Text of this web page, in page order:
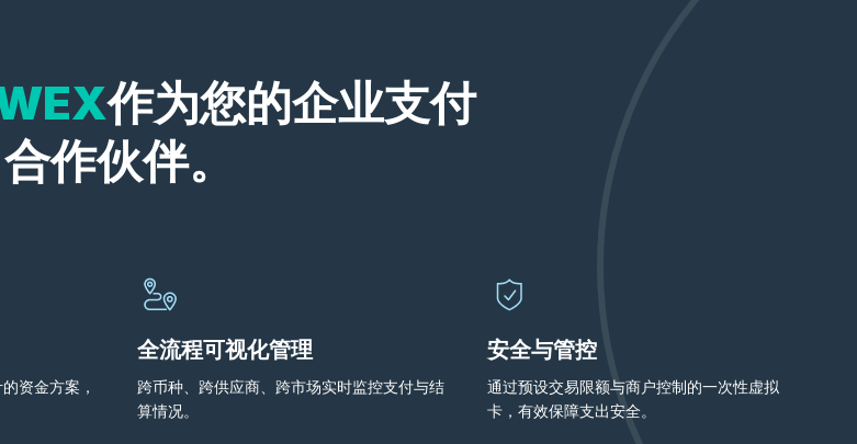
作为您的企业支付
合作伙伴。
资金方案，
全流程可视化管理
跨币种、跨供应商、跨市场实时监控支付与结
算情况。
安全与管控
通过预设交易限额与商户控制的一次性虚拟
卡，有效保障支出安全。